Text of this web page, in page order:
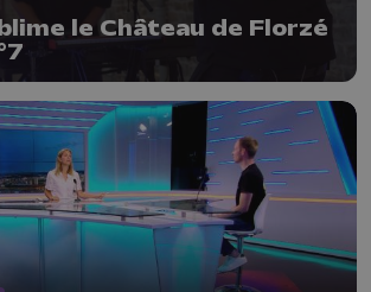
le Château de Florzé